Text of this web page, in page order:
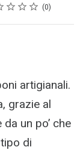
0
artigianali.
grazie al
un po’ che
di